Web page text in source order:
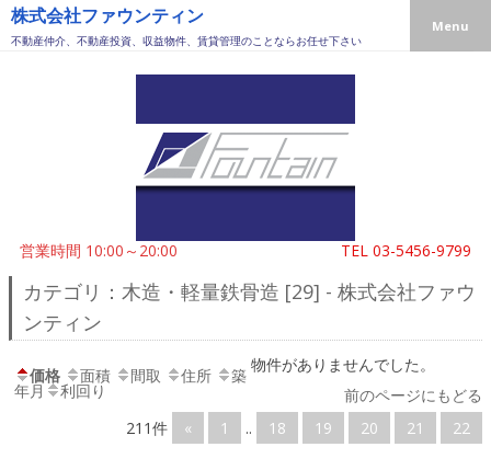
株式会社ファウンティン
不動産仲介、不動産投資、収益物件、賃貸管理のことならお任せ下さい
営業時間 10:00～20:00 TEL 03-5456-9799
Menu
カテゴリ：木造・軽量鉄骨造 [29] - 株式会社ファウ
ンティン
価格 面積 間取 住所 築
年月
利回り
211件
« 1 .. 18 19 20 21 22
物件がありませんでした。
前のページにもどる